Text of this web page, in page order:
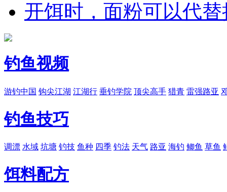
开饵时，面粉可以代
钓鱼视频
游钓中国 钩尖江湖 江湖行 垂钓学院 顶尖高手 猎青 雷强路亚
钓鱼技巧
调漂 水域 坑塘 钓技 鱼种 四季 钓法 天气 路亚 海钓 鲫鱼 草鱼
饵料配方